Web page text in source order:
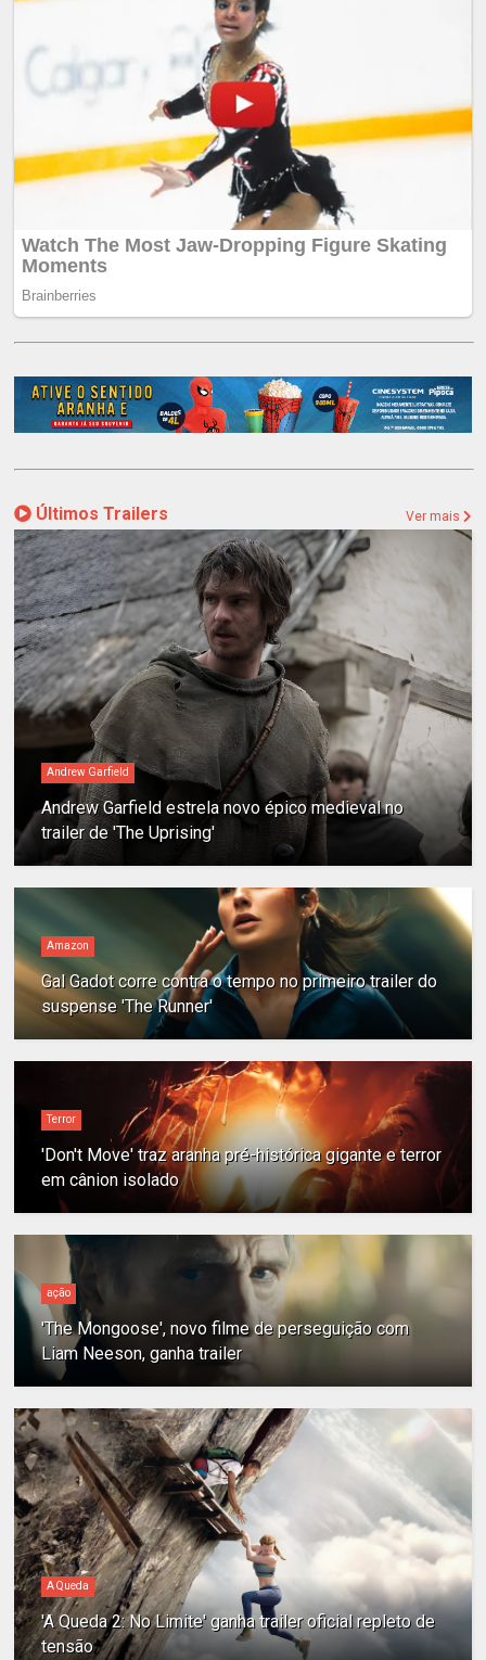
Últimos Trailers Ver mais
Andrew Garfield
Andrew Garfield estrela novo épico medieval no
trailer de 'The Uprising'
Amazon
Gal Gadot corre contra o tempo no primeiro trailer do
suspense 'The Runner'
Terror
'Don't Move' traz aranha pré-histórica gigante e terror
em cânion isolado
ação
'The Mongoose', novo filme de perseguição com
Liam Neeson, ganha trailer
A Queda
'A Queda 2: No Limite' ganha trailer oficial repleto de
tensão